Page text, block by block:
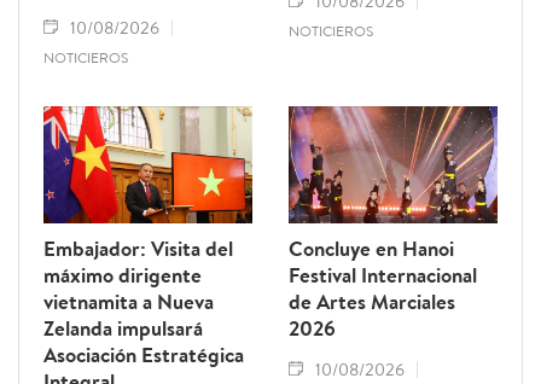
10/08/2026
NOTICIEROS
NOTICIEROS
Embajador: Visita del
máximo dirigente
vietnamita a Nueva
Zelanda impulsará
Asociación Estratégica
Concluye en Hanoi
Festival Internacional
de Artes Marciales
2026
10/08/2026